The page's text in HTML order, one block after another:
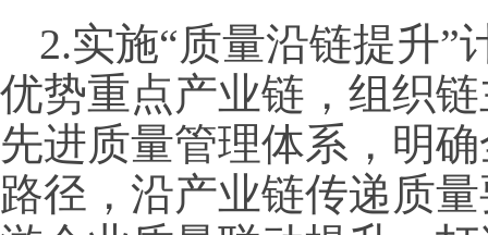
2.实施“质量沿链提升”
优势重点产业链，组织
先进质量管理体系，明
路径，沿产业链传递质